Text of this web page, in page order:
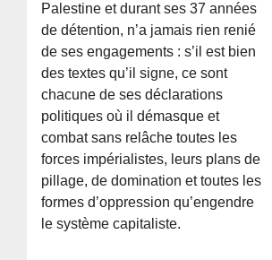
Palestine et durant ses 37 années
de détention, n’a jamais rien renié
de ses engagements : s’il est bien
des textes qu’il signe, ce sont
chacune de ses déclarations
politiques où il démasque et
combat sans relâche toutes les
forces impérialistes, leurs plans de
pillage, de domination et toutes les
formes d’oppression qu’engendre
le système capitaliste.